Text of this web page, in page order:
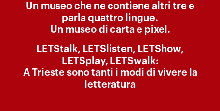
Un museo che ne contiene altri tre e
parla quattro lingue.
Un museo di carta e pixel.
LETStalk, LETSlisten, LETShow,
LETSplay, LETSwalk:
A Trieste sono tanti i modi di vivere la
letteratura